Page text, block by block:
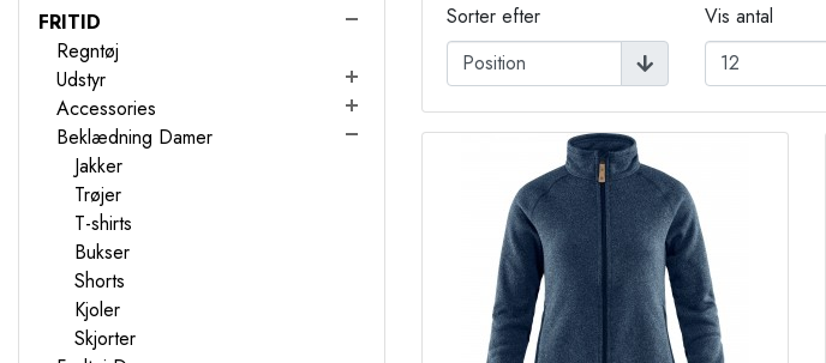
FRITID
Regntøj
Udstyr
Accessories
Beklædning Damer
Jakker
Trøjer
T-shirts
Bukser
Shorts
Kjoler
Skjorter
Sorter efter Vis antal